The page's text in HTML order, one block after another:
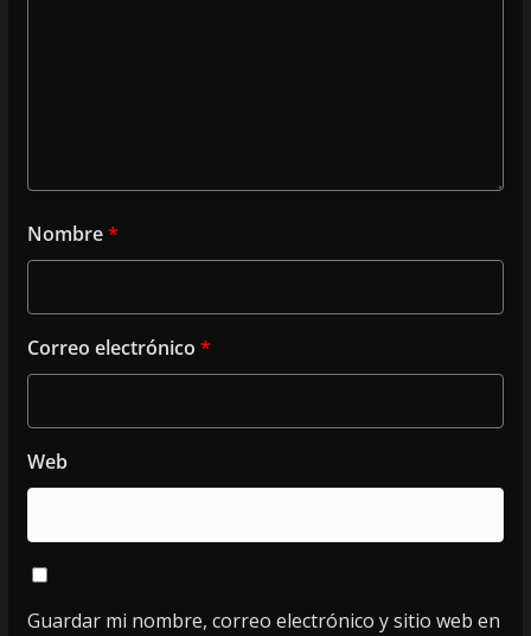
Nombre*
Correo electrónico *
Web
Guardar mi nombre, correo electrónico y sitio web en